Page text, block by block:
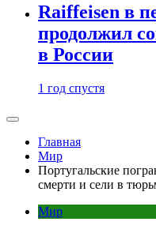
Raiffeisen в
продолжил
в России
1 год спустя
Главная
Мир
Португальские
смерти и сели в
Мир